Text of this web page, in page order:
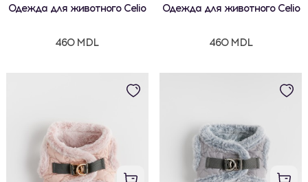
Одежда для животного Celio
460 MDL
Одежда для животного Celio
460 MDL